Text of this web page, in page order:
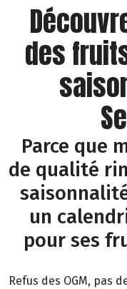
des
Parce que
de qualité
un
pour ses
Refus des OGM, pas